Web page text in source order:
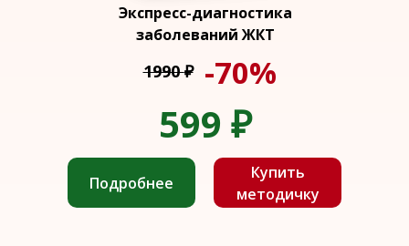
Подробнее
Купить
методичку
599 ₽
Экспресс-диагностика
заболеваний ЖКТ
1990₽ -70%